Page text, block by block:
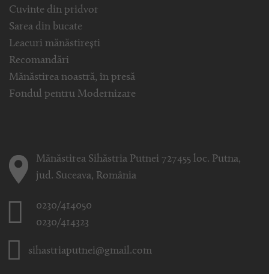
Cuvinte din pridvor
Sarea din bucate
Leacuri mănăstirești
Recomandări
Mănăstirea noastră, în presă
Fondul pentru Modernizare
Mănăstirea Sihăstria Putnei 727455 loc. Putna,
jud. Suceava, România
0230/414050
0230/414323
sihastriaputnei@gmail.com